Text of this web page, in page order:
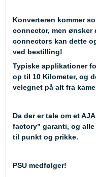
Konverteren kommer
connector, men ønsker
connectors kan dette
ved bestilling!
Typiske applikationer
op til 10 Kilometer, og
velegnet på alt fra
Da der er tale om et
factory” garanti, og
til punkt og prikke.
PSU medfølger!